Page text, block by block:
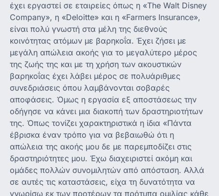
έχει εργαστεί σε εταιρείες όπως η «The Walt Disney
Company», η «Deloitte» και η «Farmers Insurance»,
είναι πολύ γνωστή στα μέλη της διεθνούς
κοινότητας ατόμων με βαρηκοΐα. Έχει ζήσει με
μεγάλη απώλεια ακοής για το μεγαλύτερο μέρος
της ζωής της και με τη χρήση των ακουστικών
βαρηκοΐας έχει λάβει μέρος σε πολυάριθμες
συνεδριάσεις όπου λαμβάνονται σοβαρές
αποφάσεις. Όμως η εργασία εξ αποστάσεως την
οδήγησε να κάνει μια διακοπή των δραστηριοτήτων
της. Όπως τονίζει χαρακτηριστικά η ίδια «Πάντα
έβρισκα έναν τρόπο για να βεβαιωθώ ότι η
απώλεια της ακοής μου δε με παρεμποδίζει στις
δραστηριότητες μου. Έχω διαχειριστεί ακόμη και
ομάδες πολλών συνομιλητών από απόσταση. Αλλά
σε αυτές τις καταστάσεις, είχα τη δυνατότητα να
γνωρίσω εκ των προτέρων τα πρότυπα ομιλίας κάθε